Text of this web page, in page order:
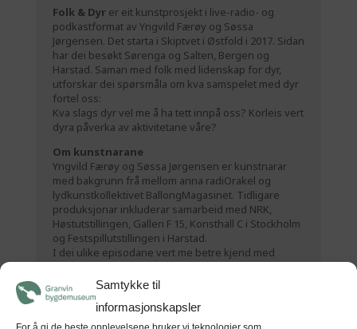
Samtykke til
informasjonskapsler
Folk & Dyrer eit kunstprosjekt i live-radio- og
podkastformat av Yngvild Færøy og Søssa
Jørgensen. Det starta i Skiptvet i Østfold i 2017. Sidan
har dei besøkt Sørenga og Salten, Bergen og
Harstad. Saman med folk med lidenskap for dyr,
utforskar dei spørsmåla om kva samspelet med dyr
fortel oss:
Kva slags dyr vel me å ha tett innpå oss? Korleis vert
dyra påverka av aktivitetane våre?
Om kunstnarane
Yngvild Færøy og Søssa Jørgensen er kunstnarar
med bakgrunn frå mellom anna radiOrakel og
lydkunstkollektivet BallongMagasinet. Tidligare
produksjonar inkluderar samarbeid med NRK,
Høstutstillingen, Galleri F 15, Konsthall C i Stockholm
og Festspillutstillingen i Harstad.
I dei ulike episodane vert me betre kjend med
folke- og dyrelivet på øyane.
Live Radio i Kabuso:Bli med som tilhøyrar under
Folk&Dyr live radio i Kabuso – sundag 23. oktober kl